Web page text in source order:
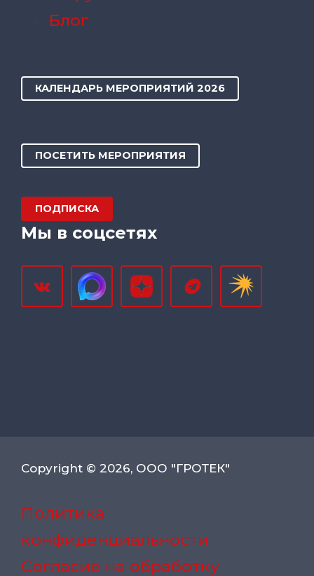
Блог
КАЛЕНДАРЬ МЕРОПРИЯТИЙ 2026
ПОСЕТИТЬ МЕРОПРИЯТИЯ
ПОДПИСКА
Мы в соцсетях
Copyright © 2026, ООО "ГРОТЕК"
Политика
конфиденциальности
Согласие на обработку